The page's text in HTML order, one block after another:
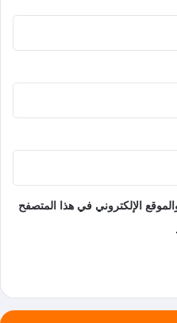
الإلكتروني في هذا المتصفح